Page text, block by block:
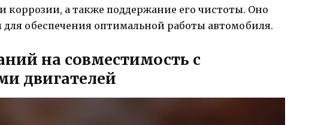
коррозии, а также поддержание его чистоты. Оно
обеспечения оптимальной работы автомобиля.
на совместимость с
двигателей